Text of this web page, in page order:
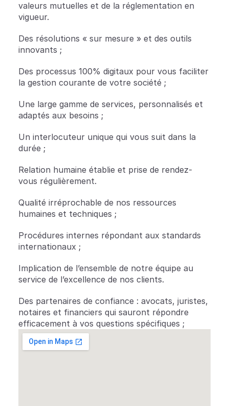
valeurs mutuelles et de la réglementation en
vigueur.
Des résolutions « sur mesure » et des outils
innovants ;
Des processus 100% digitaux pour vous faciliter
la gestion courante de votre société ;
Une large gamme de services, personnalisés et
adaptés aux besoins ;
Un interlocuteur unique qui vous suit dans la
durée ;
Relation humaine établie et prise de rendez-
vous régulièrement.
Qualité irréprochable de nos ressources
humaines et techniques ;
Procédures internes répondant aux standards
internationaux ;
Implication de l’ensemble de notre équipe au
service de l’excellence de nos clients.
Des partenaires de confiance : avocats, juristes,
notaires et financiers qui sauront répondre
efficacement à vos questions spécifiques ;